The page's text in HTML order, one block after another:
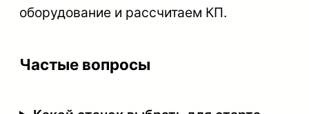
оборудование и рассчитаем КП.
Частые вопросы